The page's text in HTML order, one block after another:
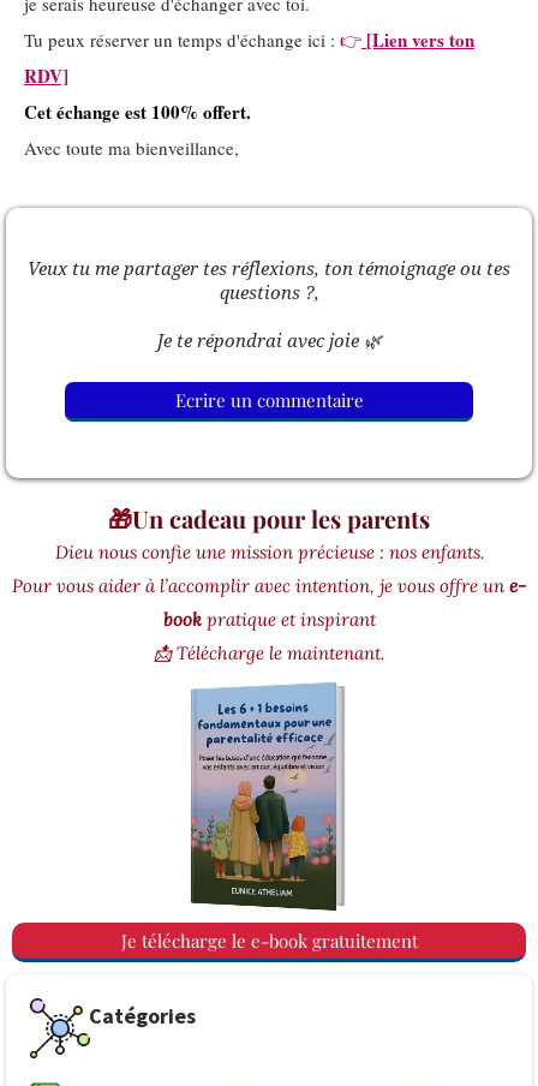
Tu peux réserver un temps d'échange ici : 👉 [Lien vers ton
RDV]
Cet échange est 100% offert.
Avec toute ma bienveillance,
Veux tu me partager tes réflexions, ton témoignage ou tes
questions ?,
Je te répondrai avec joie 🌿
Ecrire un commentaire
🎁Un cadeau pour les parents
Dieu nous confie une mission précieuse : nos enfants.
Pour vous aider à l’accomplir avec intention, je vous offre un e-
bookpratique et inspirant
📩 Télécharge le maintenant.
Je télécharge le e-book gratuitement
Catégories